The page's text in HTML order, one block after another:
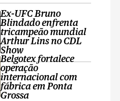
Ex-UFC Bruno
Blindado enfrenta
tricampeão mundial
Arthur Lins no CDL
Show
Belgotex fortalece
operação
internacional com
fábrica em Ponta
Grossa